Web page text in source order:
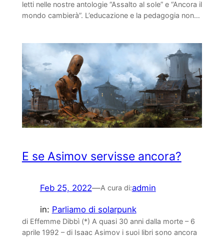
letti nelle nostre antologie “Assalto al sole” e “Ancora il
mondo cambierà”. L’educazione e la pedagogia non…
E se Asimov servisse ancora?
Feb 25, 2022—A cura di:admin
in: Parliamo di solarpunk
di Effemme Dibbì (*) A quasi 30 anni dalla morte – 6
aprile 1992 – di Isaac Asimov i suoi libri sono ancora